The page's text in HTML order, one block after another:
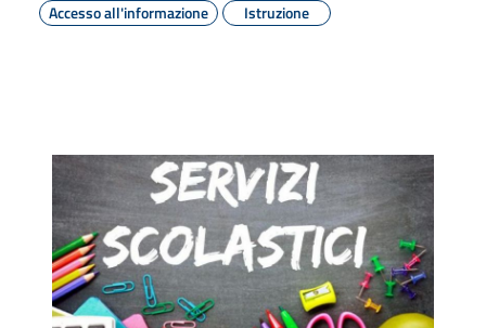
Accesso all'informazione
Istruzione